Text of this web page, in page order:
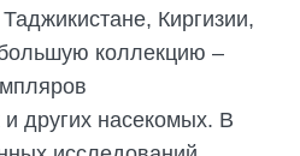
Киргизии,
коллекцию –
других насекомых. В